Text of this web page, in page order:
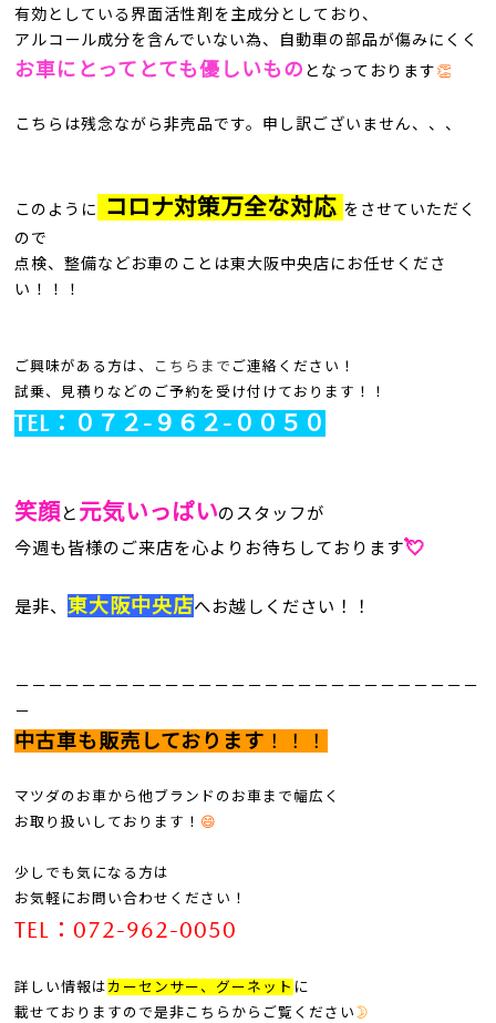
有効としている界面活性剤を主成分としており、
アルコール成分を含んでいない為、自動車の部品が傷みにくく
お車にとってとても優しいもの となっております👏
こちらは残念ながら非売品です。申し訳ございません、、、
このように コロナ対策万全な対応 をさせていただく
ので
点検、整備などお車のことは東大阪中央店にお任せくださ
い！！！
ご興味がある方は、 こちらまで ご連絡ください！
試乗、見積りなどのご予約を受け付けております！！
TEL：０７２-９６２-００５０
笑顔 と 元気いっぱいのスタッフが
今週も皆様のご来店を心よりお待ちしております💘
是非、 東大阪中央店へお越しください！！
－－－－－－－－－－－－－－－－－－－－－－－－－－－－
－
中古車も販売しております ！！！
マツダのお車から他ブランドのお車まで幅広く
お取り扱いしております！ 😄
少しでも気になる方は
お気軽にお問い合わせください！
TEL：072-962-0050
詳しい情報は カーセンサー、グーネット に
載せておりますので是非こちらからご覧ください 🌛